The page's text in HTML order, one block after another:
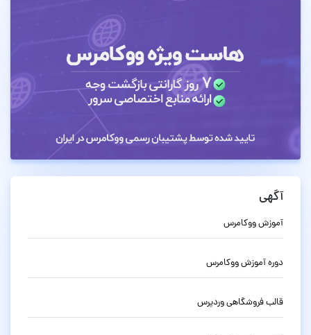
آگهی
آموزش ووکامرس
دوره آموزش ووکامرس
قالب فروشگاهی وردپرس